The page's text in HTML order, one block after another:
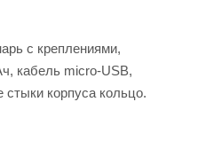
с креплениями,
кабель micro-USB,
корпуса кольцо.